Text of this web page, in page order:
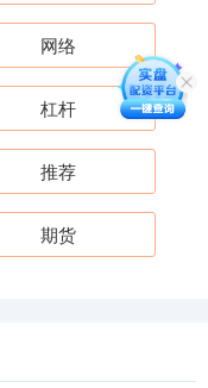
网络
杠杆
推荐
期货